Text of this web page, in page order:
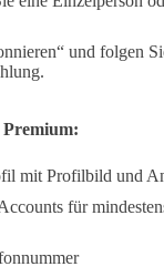
und folgen
mit Profilbild und
für